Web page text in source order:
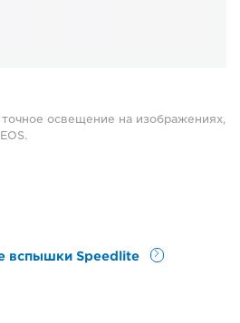
освещение на изображениях,
вспышки Speedlite